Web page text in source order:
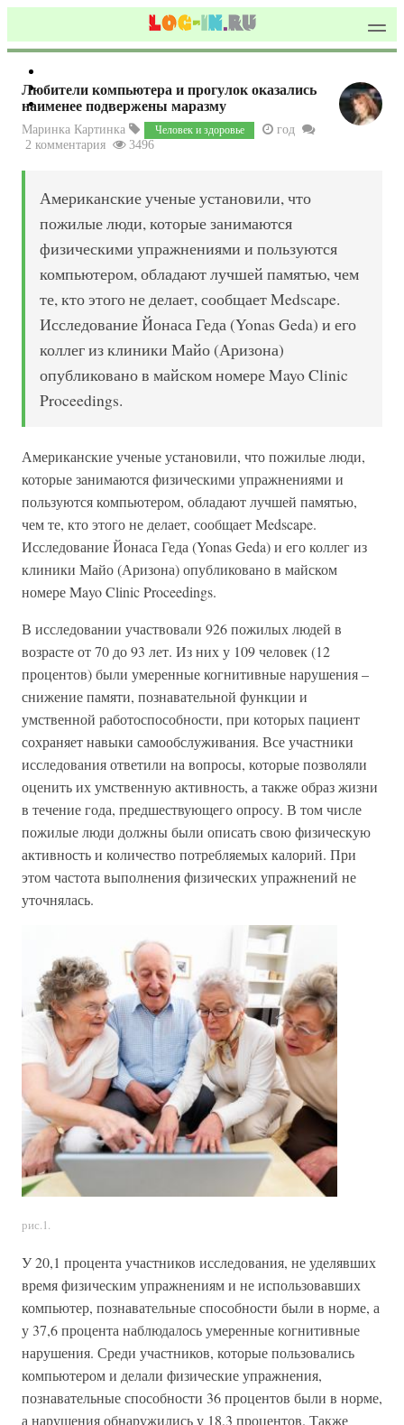
Любители компьютера и прогулок оказались
наименее подвержены маразму
Маринка Картинка Человек и здоровье
год
2 комментария
3496
Американские ученые установили, что
пожилые люди, которые занимаются
физическими упражнениями и пользуются
компьютером, обладают лучшей памятью, чем
те, кто этого не делает, сообщает Medscape.
Исследование Йонаса Геда (Yonas Geda) и его
коллег из клиники Майо (Аризона)
опубликовано в майском номере Mayo Clinic
Proceedings.
Американские ученые установили, что пожилые люди,
которые занимаются физическими упражнениями и
пользуются компьютером, обладают лучшей памятью,
чем те, кто этого не делает, сообщает Medscape.
Исследование Йонаса Геда (Yonas Geda) и его коллег из
клиники Майо (Аризона) опубликовано в майском
номере Mayo Clinic Proceedings.
В исследовании участвовали 926 пожилых людей в
возрасте от 70 до 93 лет. Из них у 109 человек (12
процентов) были умеренные когнитивные нарушения –
снижение памяти, познавательной функции и
умственной работоспособности, при которых пациент
сохраняет навыки самообслуживания. Все участники
исследования ответили на вопросы, которые позволяли
оценить их умственную активность, а также образ жизни
в течение года, предшествующего опросу. В том числе
пожилые люди должны были описать свою физическую
активность и количество потребляемых калорий. При
этом частота выполнения физических упражнений не
уточнялась.
рис.1.
У 20,1 процента участников исследования, не уделявших
время физическим упражнениям и не использовавших
компьютер, познавательные способности были в норме, а
у 37,6 процента наблюдалось умеренные когнитивные
нарушения. Среди участников, которые пользовались
компьютером и делали физические упражнения,
познавательные способности 36 процентов были в норме,
а нарушения обнаружились у 18,3 процентов. Также